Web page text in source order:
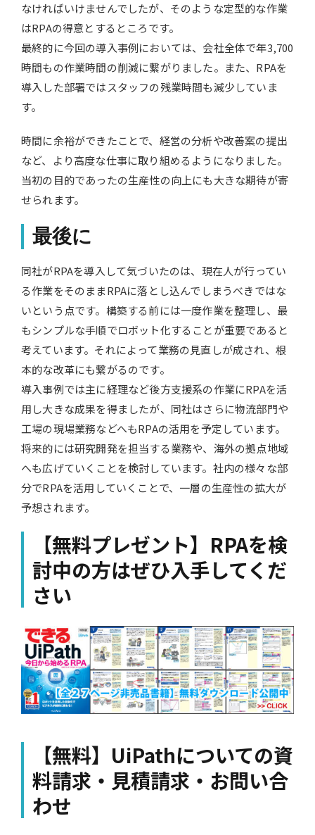
なければいけませんでしたが、そのような定型的な作業
はRPAの得意とするところです。
最終的に今回の導入事例においては、会社全体で年3,700
時間もの作業時間の削減に繋がりました。また、RPAを
導入した部署ではスタッフの残業時間も減少していま
す。
時間に余裕ができたことで、経営の分析や改善案の提出
など、より高度な仕事に取り組めるようになりました。
当初の目的であったの生産性の向上にも大きな期待が寄
せられます。
最後に
同社がRPAを導入して気づいたのは、現在人が行ってい
る作業をそのままRPAに落とし込んでしまうべきではな
いという点です。構築する前には一度作業を整理し、最
もシンプルな手順でロボット化することが重要であると
考えています。それによって業務の見直しが成され、根
本的な改革にも繋がるのです。
導入事例では主に経理など後方支援系の作業にRPAを活
用し大きな成果を得ましたが、同社はさらに物流部門や
工場の現場業務などへもRPAの活用を予定しています。
将来的には研究開発を担当する業務や、海外の拠点地域
へも広げていくことを検討しています。社内の様々な部
分でRPAを活用していくことで、一層の生産性の拡大が
予想されます。
【無料プレゼント】RPAを検
討中の方はぜひ入手してくだ
さい
【無料】UiPathについての資
料請求・見積請求・お問い合
わせ